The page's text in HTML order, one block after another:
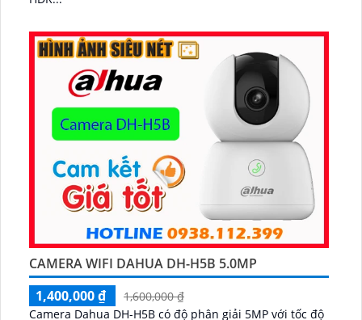
CAMERA WIFI DAHUA DH-H5B 5.0MP
1,400,000 ₫
1,600,000 ₫
Camera Dahua DH-H5B có độ phân giải 5MP với tốc độ